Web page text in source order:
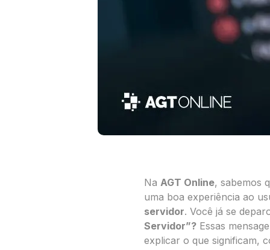
Na AGT Online, sabemos
uma boa experiência ao
servidor. Você já se
Servidor”?Essas
explicar o que significam,